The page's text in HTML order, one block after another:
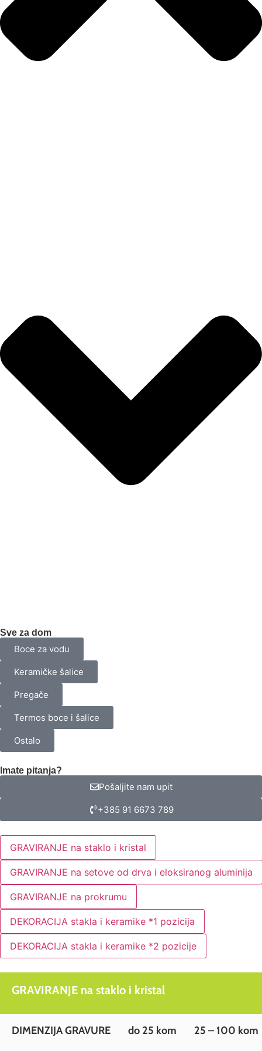
Sve za dom
Boce za vodu
Keramičke šalice
Pregače
Termos boce i šalice
Ostalo
Imate pitanja?
Pošaljite nam upit
+385 91 6673 789
GRAVIRANJE na staklo i kristal
GRAVIRANJE na setove od drva i eloksiranog aluminija
GRAVIRANJE na prokrumu
DEKORACIJA stakla i keramike *1 pozicija
DEKORACIJA stakla i keramike *2 pozicije
GRAVIRANJE na staklo i kristal
DIMENZIJA GRAVURE do 25 kom 25 – 100 kom